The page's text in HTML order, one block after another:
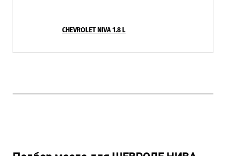
CHEVROLET NIVA 1.8 L